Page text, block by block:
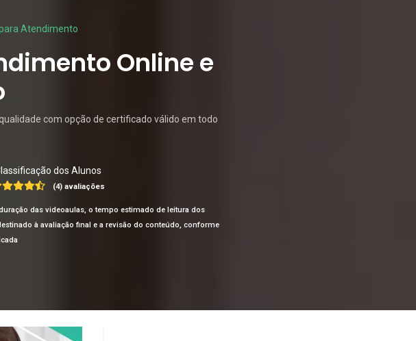
Atendimento
Online e
com opção de certificado válido em todo
dos Alunos
(4) avaliações
das videoaulas, o tempo estimado de leitura dos
à avaliação final e a revisão do conteúdo, conforme